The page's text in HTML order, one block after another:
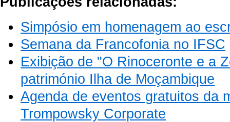
Simpósio em homenagem ao
Semana da Francofonia no IFSC
Exibição de "O Rinoceronte e a
património Ilha de Moçambique
Agenda de eventos gratuitos da
Trompowsky Corporate